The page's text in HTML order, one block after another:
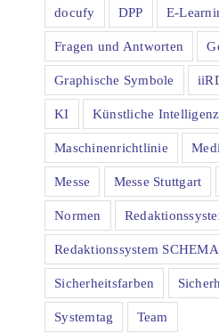
docufy DPP E-
Fragen und Antworten
Graphische Symbole
KI Künstliche Intelligenz
Maschinenrichtlinie
Messe Messe Stuttgart
Normen
Redaktionssystem
Sicherheitsfarben
Systemtag Team